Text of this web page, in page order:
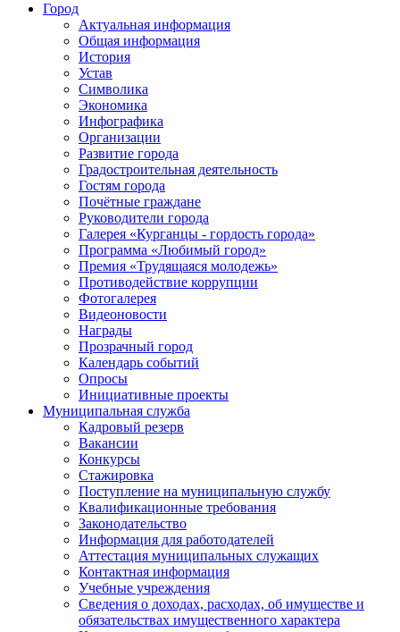
Город
Актуальная информация
Общая информация
История
Устав
Символика
Экономика
Инфографика
Организации
Развитие города
Градостроительная деятельность
Гостям города
Почётные граждане
Руководители города
Галерея «Курганцы - гордость города»
Программа «Любимый город»
Премия «Трудящаяся молодежь»
Противодействие коррупции
Фотогалерея
Видеоновости
Награды
Прозрачный город
Календарь событий
Опросы
Инициативные проекты
Муниципальная служба
Кадровый резерв
Вакансии
Конкурсы
Стажировка
Поступление на муниципальную службу
Квалификационные требования
Законодательство
Информация для работодателей
Аттестация муниципальных служащих
Контактная информация
Учебные учреждения
Сведения о доходах, расходах, об имуществе и
обязательствах имущественного характера